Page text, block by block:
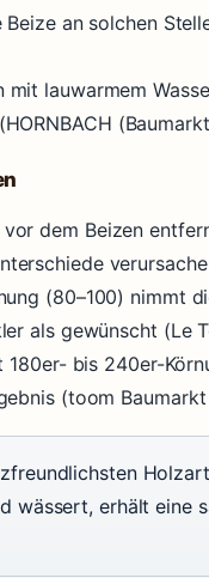
an solchen
mit lauwarmem
dem Beizen
(80–100) nimmt
als gewünscht (Le
bis 240er-
(toom
wässert, erhält eine